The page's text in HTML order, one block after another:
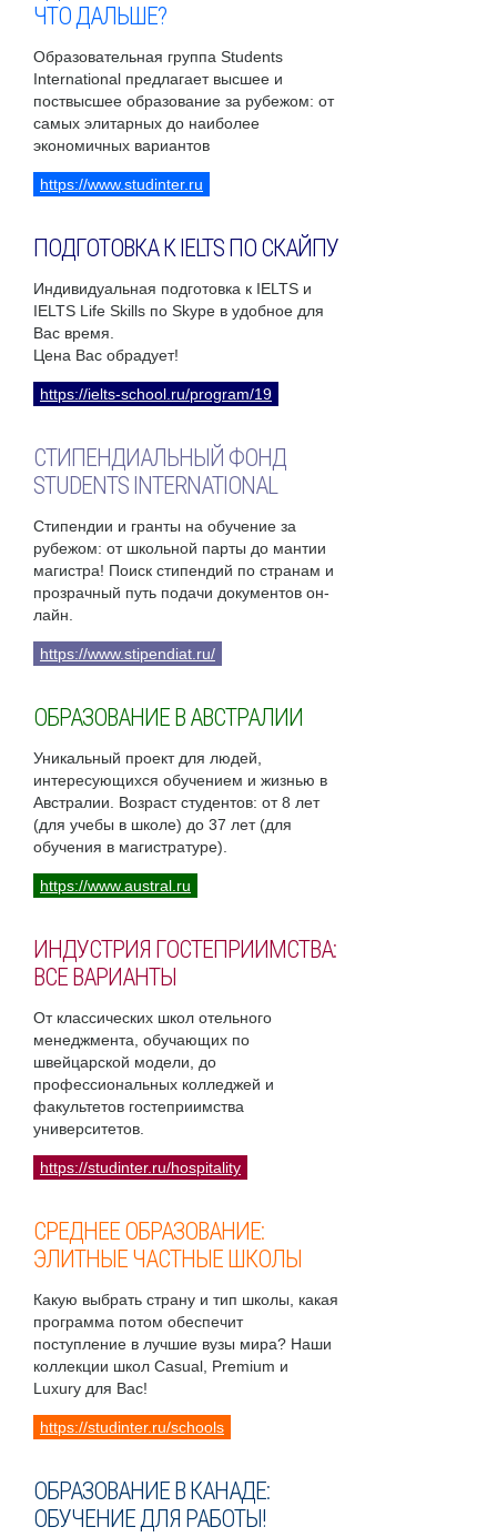
ЧТО ДАЛЬШЕ?
Образовательная группа Students
International предлагает высшее и
поствысшее образование за рубежом: от
самых элитарных до наиболее
экономичных вариантов
https://www.studinter.ru
ПОДГОТОВКА К IELTS ПО СКАЙПУ
Индивидуальная подготовка к IELTS и
IELTS Life Skills по Skype в удобное для
Вас время.
Цена Вас обрадует!
https://ielts-school.ru/program/19
СТИПЕНДИАЛЬНЫЙ ФОНД
STUDENTS INTERNATIONAL
Стипендии и гранты на обучение за
рубежом: от школьной парты до мантии
магистра! Поиск стипендий по странам и
прозрачный путь подачи документов он-
лайн.
https://www.stipendiat.ru/
ОБРАЗОВАНИЕ В АВСТРАЛИИ
Уникальный проект для людей,
интересующихся обучением и жизнью в
Австралии. Возраст студентов: от 8 лет
(для учебы в школе) до 37 лет (для
обучения в магистратуре).
https://www.austral.ru
ИНДУСТРИЯ ГОСТЕПРИИМСТВА:
ВСЕ ВАРИАНТЫ
От классических школ отельного
менеджмента, обучающих по
швейцарской модели, до
профессиональных колледжей и
факультетов гостеприимства
университетов.
https://studinter.ru/hospitality
СРЕДНЕЕ ОБРАЗОВАНИЕ:
ЭЛИТНЫЕ ЧАСТНЫЕ ШКОЛЫ
Какую выбрать страну и тип школы, какая
программа потом обеспечит
поступление в лучшие вузы мира? Наши
коллекции школ Casual, Premium и
Luxury для Вас!
https://studinter.ru/schools
ОБРАЗОВАНИЕ В КАНАДЕ:
ОБУЧЕНИЕ ДЛЯ РАБОТЫ!